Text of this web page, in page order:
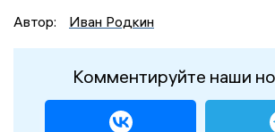
Автор:
Иван Родкин
Комментируйте наши